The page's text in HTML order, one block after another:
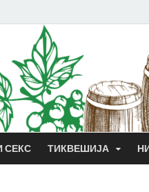
СЕКС ТИКВЕШИЈА